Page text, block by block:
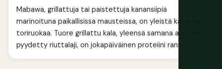
Mabawa, grillattuja tai paistettuja kanansiipiä
marinoituna paikallisissa mausteissa, on yleistä katu- ja
toriruokaa. Tuore grillattu kala, yleensä samana aamuna
pyydetty riuttalaji, on jokapäiväinen proteiini rannikolla.